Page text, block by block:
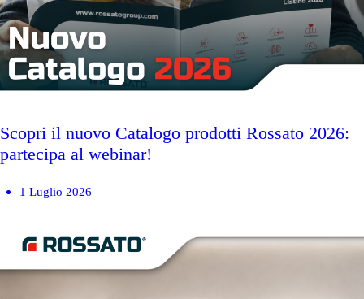
Scopri il nuovo Catalogo prodotti Rossato 2026:
partecipa al webinar!
1 Luglio 2026